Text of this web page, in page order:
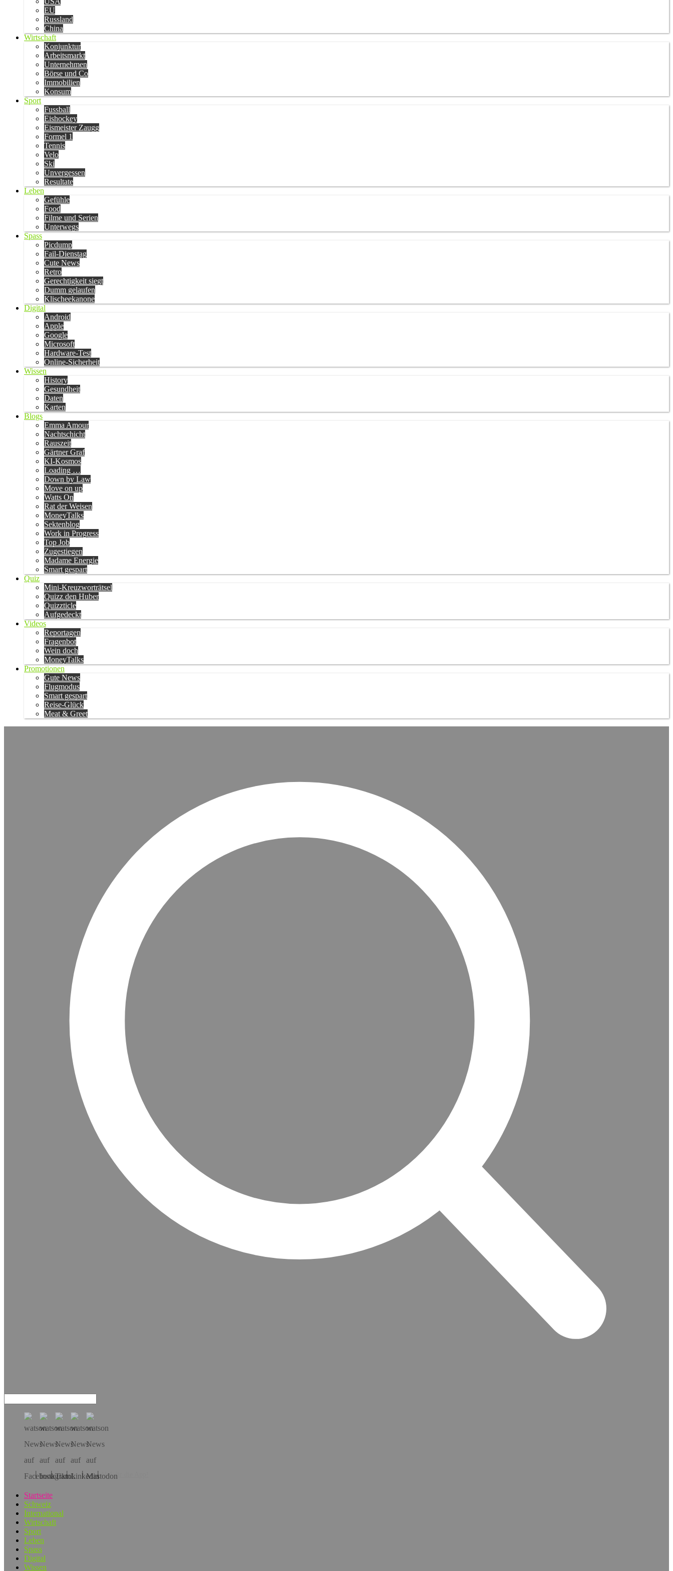
EU
Russland
China
Wirtschaft
Konjunktur
Arbeitsmarkt
Unternehmen
Börse und Co
Immobilien
Konsum
Sport
Fussball
Eishockey
Eismeister Zaugg
Formel 1
Tennis
Velo
Ski
Unvergessen
Resultate
Leben
Gefühle
Food
Filme und Serien
Unterwegs
Spass
Picdump
Fail-Dienstag
Cute News
Retro
Gerechtigkeit siegt
Dumm gelaufen
Klischeekanone
Digital
Android
Apple
Google
Microsoft
Hardware-Test
Online-Sicherheit
Wissen
History
Gesundheit
Daten
Karten
Blogs
Emma Amour
Nachtschicht
Rauszeit
Gärtner Graf
KI-Kosmos
Loading …
Down by Law
Move on up
Watts On
Rat der Weisen
MoneyTalks
Sektenblog
Work in Progress
Top Job
Zugestiegen
Madame Energie
Smart gespart
Quiz
Mini-Kreuzworträtsel
Quizz den Huber
Quizzticle
Aufgedeckt
Videos
Reportagen
Fragenbot
Wein doch
MoneyTalks
Promotionen
Gute News
Flugmodus
Smart gespart
Reise-Glück
Meat & Greet
Hol dir die App!
Startseite
Schweiz
International
Wirtschaft
Sport
Leben
Spass
Digital
Wissen